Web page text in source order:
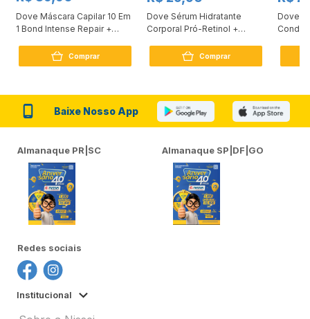
Dove Máscara Capilar 10 Em
1 Bond Intense Repair +
Comprar
Dove Sérum Hidratante
Corporal Pró-Retinol +
Comprar
Dove
Baixe Nosso App
Almanaque PR|SC Almanaque SP|DF|GO
Redes sociais
Institucional